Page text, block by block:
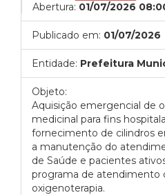
Abertura: 01/07/2026
Publicado em: 01/07/2026
Entidade: Prefeitura
Objeto:
Aquisição emergencial de
medicinal para fins
fornecimento de cilindros
a manutenção do
de Saúde e pacientes
programa de atendimento
oxigenoterapia.